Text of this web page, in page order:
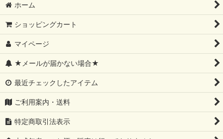
ホーム
ショッピングカート
マイページ
★メールが届かない場合★
最近チェックしたアイテム
ご利用案内・送料
特定商取引法表示